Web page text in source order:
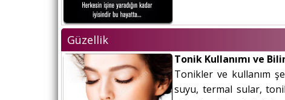
Güzellik
Tonik Kullanımı ve
Tonikler ve kullanım
suyu, termal sular,